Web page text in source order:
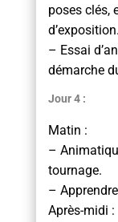
poses clés,
d’exposition.
– Essai
démarche
Jour 4 :
Matin :
–
tournage.
–
Après-midi :